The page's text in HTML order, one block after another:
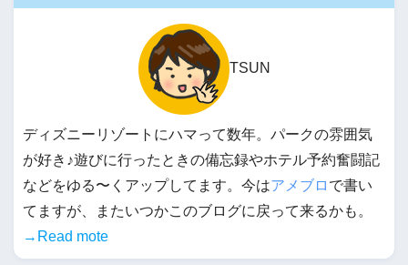
TSUN
ディズニーリゾートにハマって数年。パークの雰囲気
が好き♪遊びに行ったときの備忘録やホテル予約奮闘記
などをゆる〜くアップしてます。今はアメブロ で書い
てますが、またいつかこのブログに戻って来るかも。
→Read mote